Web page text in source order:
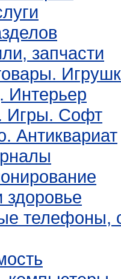
запчасти
Игры. Софт
Антиквариат
здоровье
телефоны,